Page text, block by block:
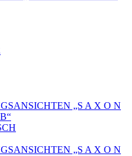
„S A X O N
„S A X O N